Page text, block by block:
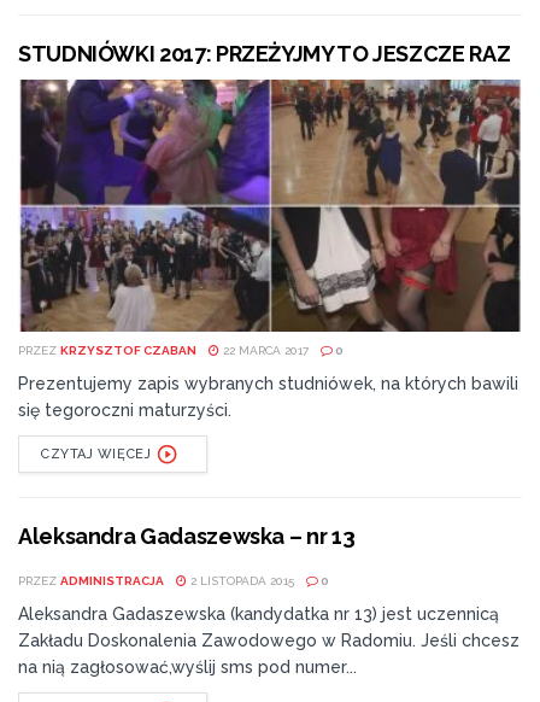
STUDNIÓWKI 2017: PRZEŻYJMY TO JESZCZE RAZ
PRZEZ KRZYSZTOF CZABAN 22 MARCA 2017 0
Prezentujemy zapis wybranych studniówek, na których bawili
się tegoroczni maturzyści.
CZYTAJ WIĘCEJ
Aleksandra Gadaszewska – nr 13
PRZEZ ADMINISTRACJA 2 LISTOPADA 2015 0
Aleksandra Gadaszewska (kandydatka nr 13) jest uczennicą
Zakładu Doskonalenia Zawodowego w Radomiu. Jeśli chcesz
na nią zagłosować,wyślij sms pod numer...